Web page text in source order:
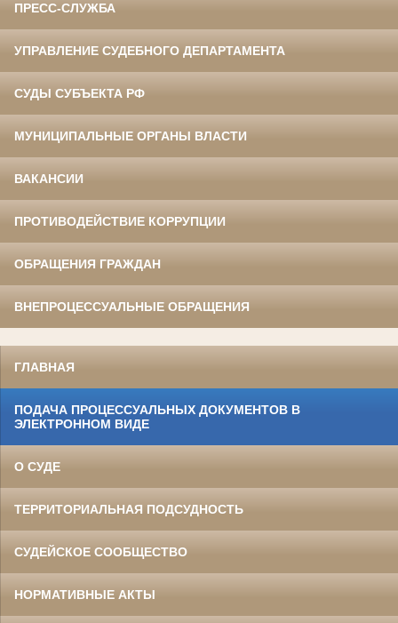
ПРЕСС-СЛУЖБА
УПРАВЛЕНИЕ СУДЕБНОГО ДЕПАРТАМЕНТА
СУДЫ СУБЪЕКТА РФ
МУНИЦИПАЛЬНЫЕ ОРГАНЫ ВЛАСТИ
ВАКАНСИИ
ПРОТИВОДЕЙСТВИЕ КОРРУПЦИИ
ОБРАЩЕНИЯ ГРАЖДАН
ВНЕПРОЦЕССУАЛЬНЫЕ ОБРАЩЕНИЯ
ГЛАВНАЯ
ПОДАЧА ПРОЦЕССУАЛЬНЫХ ДОКУМЕНТОВ В
ЭЛЕКТРОННОМ ВИДЕ
О СУДЕ
ТЕРРИТОРИАЛЬНАЯ ПОДСУДНОСТЬ
СУДЕЙСКОЕ СООБЩЕСТВО
НОРМАТИВНЫЕ АКТЫ